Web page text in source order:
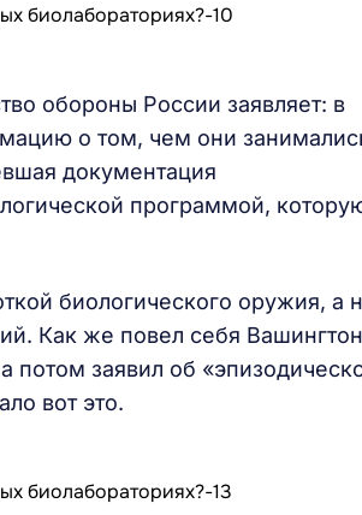
обороны России заявляет: в
о том, чем они
документация
программой,
биологического оружия, а
Как же повел себя
потом заявил об
вот это.